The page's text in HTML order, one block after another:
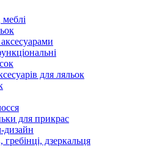
для ляльок
для прикрас
дизайн
дзеркальця